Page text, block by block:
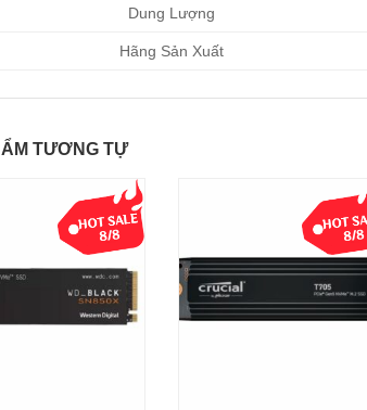
Dung Lượng
Hãng Sản Xuất
TƯƠNG TỰ